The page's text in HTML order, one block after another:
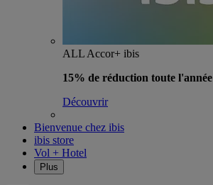
ALL Accor+ ibis
15% de réduction toute l'année
Découvrir
Bienvenue chez ibis
ibis store
Vol + Hotel
Plus